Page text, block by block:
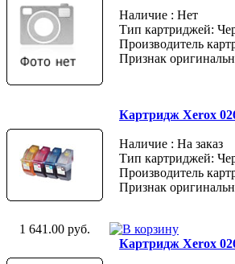
Наличие : Нет
Тип картриджей:
Производитель
Признак
Картридж Xerox
Наличие : На заказ
Тип картриджей:
Производитель
Признак
1 641.00 руб.
Картридж Xerox